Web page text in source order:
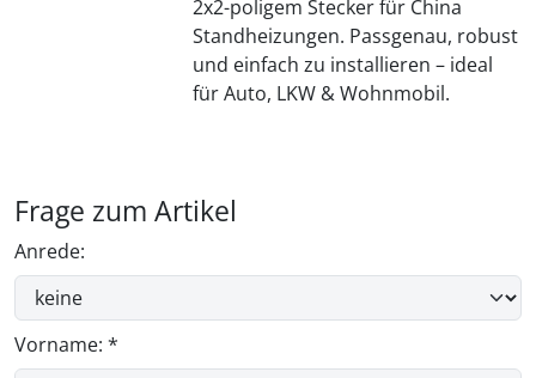
2x2-poligem Stecker für China
Standheizungen. Passgenau, robust
und einfach zu installieren – ideal
für Auto, LKW & Wohnmobil.
Frage zum Artikel
Anrede:
Vorname: *